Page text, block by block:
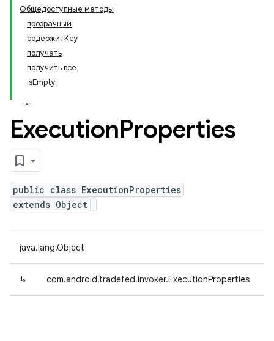
Общедоступные методы
прозрачный
содержитKey
получать
получить все
isEmpty
ExecutionProperties
public class ExecutionProperties
extends Object
java.lang.Object
↳ com.android.tradefed.invoker.ExecutionProperties